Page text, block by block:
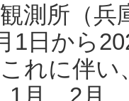
測所（
1日から
れに伴い
1月、2月